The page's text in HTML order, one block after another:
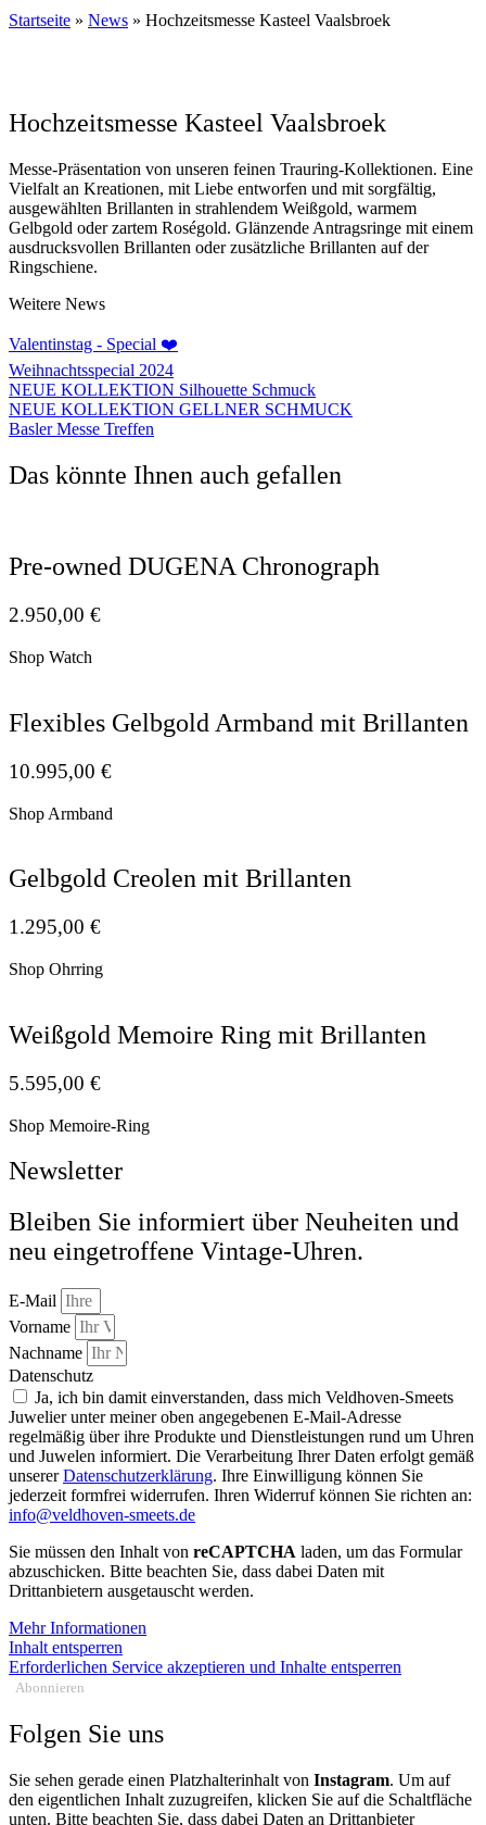
Startseite » News » Hochzeitsmesse Kasteel Vaalsbroek
Hochzeitsmesse Kasteel Vaalsbroek
Messe-Präsentation von unseren feinen Trauring-Kollektionen. Eine
Vielfalt an Kreationen, mit Liebe entworfen und mit sorgfältig,
ausgewählten Brillanten in strahlendem Weißgold, warmem
Gelbgold oder zartem Roségold. Glänzende Antragsringe mit einem
ausdrucksvollen Brillanten oder zusätzliche Brillanten auf der
Ringschiene.
Weitere News
Valentinstag - Special ❤️
Weihnachtsspecial 2024
NEUE KOLLEKTION Silhouette Schmuck
NEUE KOLLEKTION GELLNER SCHMUCK
Basler Messe Treffen
Das könnte Ihnen auch gefallen
Pre-owned DUGENA Chronograph
2.950,00 €
Shop Watch
Flexibles Gelbgold Armband mit Brillanten
10.995,00 €
Shop Armband
Gelbgold Creolen mit Brillanten
1.295,00 €
Shop Ohrring
Weißgold Memoire Ring mit Brillanten
5.595,00 €
Shop Memoire-Ring
Newsletter
Bleiben Sie informiert über Neuheiten und
neu eingetroffene Vintage-Uhren.
E-Mail
Vorname
Nachname
Datenschutz
Ja, ich bin damit einverstanden, dass mich Veldhoven-Smeets
Juwelier unter meiner oben angegebenen E-Mail-Adresse
regelmäßig über ihre Produkte und Dienstleistungen rund um Uhren
und Juwelen informiert. Die Verarbeitung Ihrer Daten erfolgt gemäß
unsererDatenschutzerklärung. Ihre Einwilligung können Sie
jederzeit formfrei widerrufen. Ihren Widerruf können Sie richten an:
info@veldhoven-smeets.de
Sie müssen den Inhalt von reCAPTCHA laden, um das Formular
abzuschicken. Bitte beachten Sie, dass dabei Daten mit
Drittanbietern ausgetauscht werden.
Mehr Informationen
Inhalt entsperren
Erforderlichen Service akzeptieren und Inhalte entsperren
Abonnieren
Folgen Sie uns
Sie sehen gerade einen Platzhalterinhalt von Instagram. Um auf
den eigentlichen Inhalt zuzugreifen, klicken Sie auf die Schaltfläche
unten. Bitte beachten Sie, dass dabei Daten an Drittanbieter